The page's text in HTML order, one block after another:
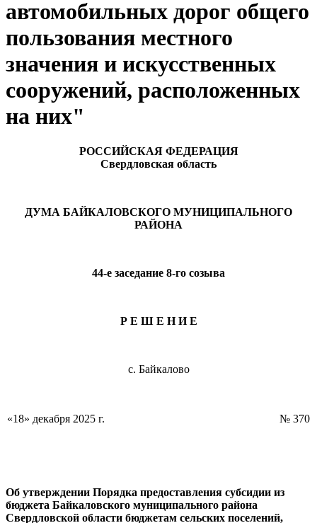
автомобильных дорог общего
пользования местного
значения и искусственных
сооружений, расположенных
на них"
РОССИЙСКАЯ ФЕДЕРАЦИЯ
Свердловская область
ДУМА БАЙКАЛОВСКОГО МУНИЦИПАЛЬНОГО
РАЙОНА
44-е заседание 8-го созыва
Р Е Ш Е Н И Е
с. Байкалово
«18» декабря 2025 г. № 370
Об утверждении Порядка предоставления субсидии из
бюджета Байкаловского муниципального района
Свердловской области бюджетам сельских поселений,